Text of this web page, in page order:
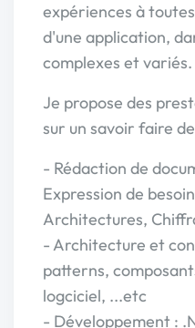
expériences à
d'une application,
complexes et variés.
Je propose des
sur un savoir faire
- Rédaction de
Expression de
Architectures,
- Architecture et
patterns,
logciciel, ...etc
- Développement :